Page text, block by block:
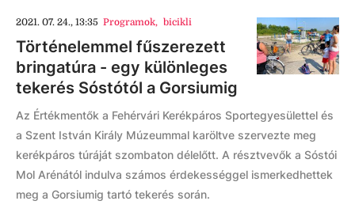
2021. 07. 24., 13:35 Programok, bicikli
Történelemmel fűszerezett
bringatúra - egy különleges
tekerés Sóstótól a Gorsiumig
Az Értékmentők a Fehérvári Kerékpáros Sportegyesülettel és
a Szent István Király Múzeummal karöltve szervezte meg
kerékpáros túráját szombaton délelőtt. A résztvevők a Sóstói
Mol Arénától indulva számos érdekességgel ismerkedhettek
meg a Gorsiumig tartó tekerés során.